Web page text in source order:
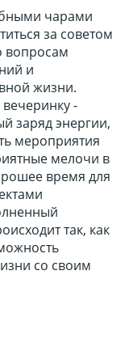
чарами
за советом
вопросам
и
жизни.
-
заряд энергии,
мероприятия
мелочи в
время для
так, как
со своим